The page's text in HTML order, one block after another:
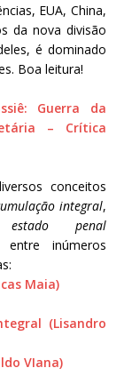
EUA, China,
da nova divisão
é dominado
Boa leitura!
Guerra da
– Crítica
conceitos
integral,
estado penal
inúmeros
Maia)
(Lisandro
VIana)